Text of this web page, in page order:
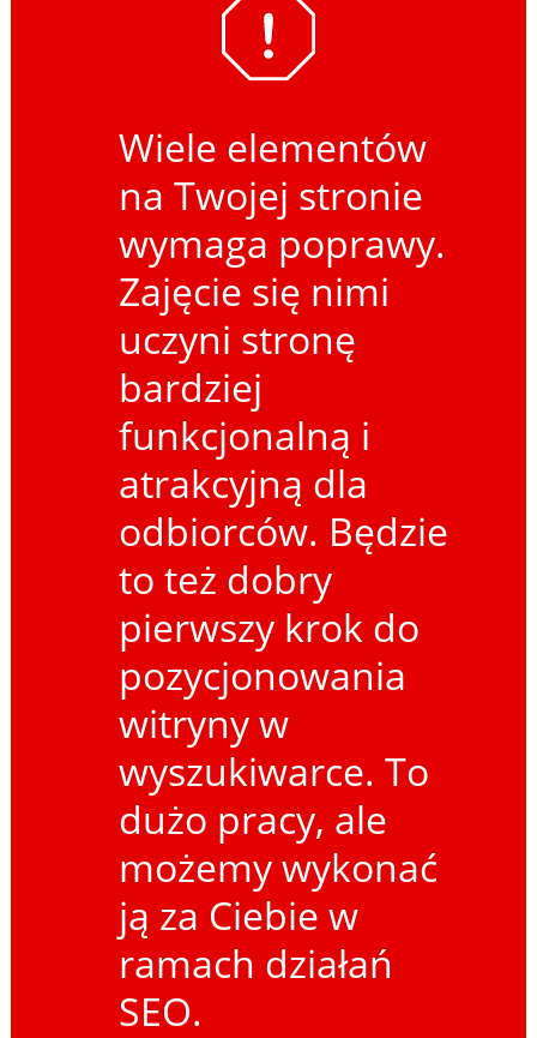
Wiele elementów
na Twojej stronie
wymaga poprawy.
Zajęcie się nimi
uczyni stronę
bardziej
funkcjonalną i
atrakcyjną dla
odbiorców. Będzie
to też dobry
pierwszy krok do
pozycjonowania
witryny w
wyszukiwarce. To
dużo pracy, ale
możemy wykonać
ją za Ciebie w
ramach działań
SEO.